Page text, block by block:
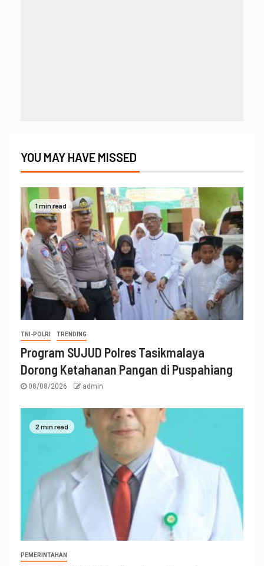
YOU MAY HAVE MISSED
1 min read
TNI-POLRI TRENDING
Program SUJUD Polres Tasikmalaya
Dorong Ketahanan Pangan di Puspahiang
08/08/2026 admin
2 min read
PEMERINTAHAN